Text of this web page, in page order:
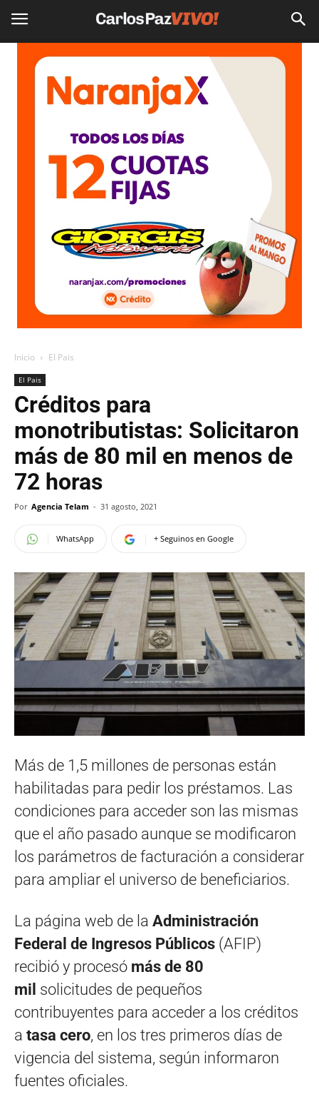
Inicio El Pais
El Pais
Créditos para
monotributistas: Solicitaron
más de 80 mil en menos de
72 horas
Por Agencia Telam - 31 agosto, 2021
WhatsApp + Seguinos en Google
Más de 1,5 millones de personas están
habilitadas para pedir los préstamos. Las
condiciones para acceder son las mismas
que el año pasado aunque se modificaron
los parámetros de facturación a considerar
para ampliar el universo de beneficiarios.
La página web de la Administración
Federal de Ingresos Públicos (AFIP)
recibió y procesó más de 80
mil solicitudes de pequeños
contribuyentes para acceder a los créditos
a tasa cero, en los tres primeros días de
vigencia del sistema, según informaron
fuentes oficiales.